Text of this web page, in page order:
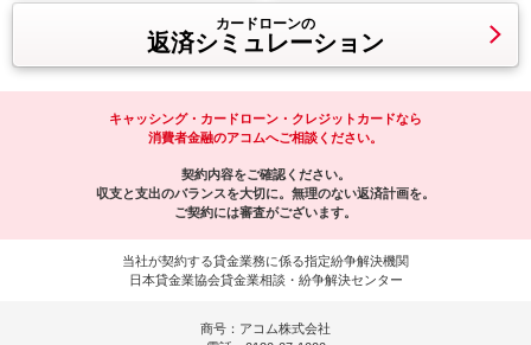
カードローンの
返済シミュレーション
キャッシング・カードローン・クレジットカードなら
消費者金融のアコムへご相談ください。
契約内容をご確認ください。
収支と支出のバランスを大切に。無理のない返済計画を。
ご契約には審査がございます。
当社が契約する貸金業務に係る指定紛争解決機関
日本貸金業協会貸金業相談・紛争解決センター
商号：アコム株式会社